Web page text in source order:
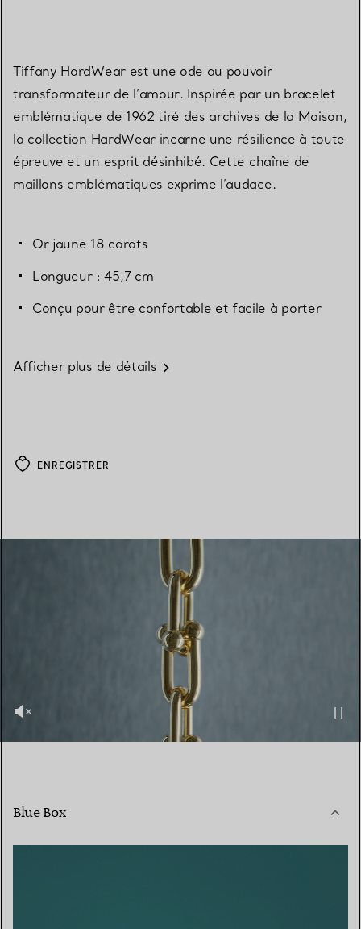
Tiffany HardWear est une ode au pouvoir
transformateur de l’amour. Inspirée par un bracelet
emblématique de 1962 tiré des archives de la Maison,
la collection HardWear incarne une résilience à toute
épreuve et un esprit désinhibé. Cette chaîne de
maillons emblématiques exprime l’audace.
Or jaune 18 carats
Longueur : 45,7 cm
Conçu pour être confortable et facile à porter
Afficher plus de détails
ENREGISTRER
Blue Box